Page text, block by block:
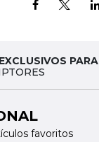
PARA
favoritos